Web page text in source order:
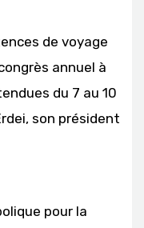
de voyage
annuel à
du 7 au 10
son président
pour la